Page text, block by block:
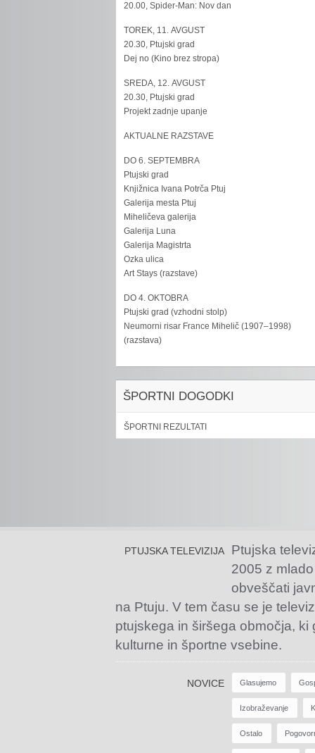
20.00, Spider-Man: Nov dan
TOREK, 11. AVGUST
20.30, Ptujski grad
Dej no (Kino brez stropa)
SREDA, 12. AVGUST
20.30, Ptujski grad
Projekt zadnje upanje
AKTUALNE RAZSTAVE
DO 6. SEPTEMBRA
Ptujski grad
Knjižnica Ivana Potrča Ptuj
Galerija mesta Ptuj
Miheličeva galerija
Galerija Luna
Galerija Magistrta
Ozka ulica
Art Stays (razstave)
DO 4. OKTOBRA
Ptujski grad (vzhodni stolp)
Neumorni risar France Mihelič (1907–1998)
(razstava)
ŠPORTNI DOGODKI
ŠPORTNI REZULTATI
PTUJSKA TELEVIZIJA
Ptujska
2005 z
obveščati
na Ptuju. V tem času se je
ptujskega in širšega območja,
kulturne in športne vsebine.
NOVICE Glasujemo
Izobraževanje
Ostalo